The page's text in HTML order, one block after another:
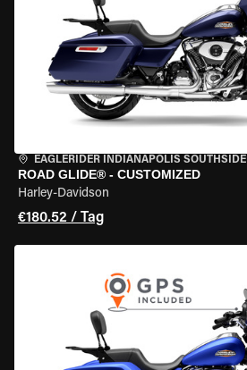
EAGLERIDER INDIANAPOLIS SOUTHSIDE
ROAD GLIDE® - CUSTOMIZED
Harley-Davidson
€180.52 / Tag